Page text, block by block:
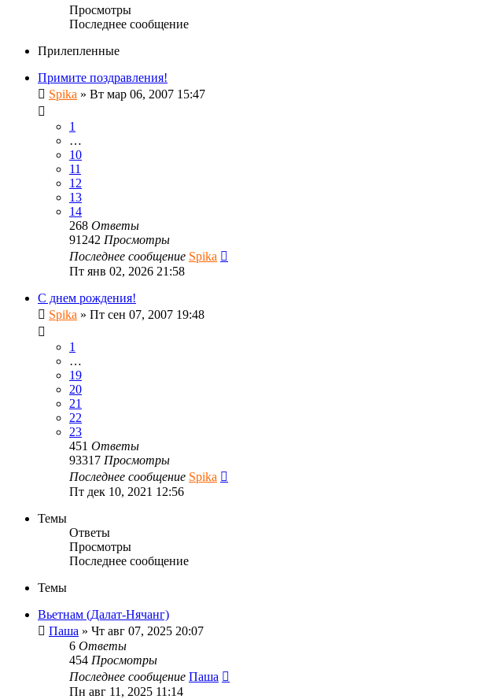
Просмотры
Последнее сообщение
Прилепленные
Примите поздравления!
Spika » Вт мар 06, 2007 15:47
1
…
10
11
12
13
14
268 Ответы
91242 Просмотры
Последнее сообщение Spika
Пт янв 02, 2026 21:58
С днем рождения!
Spika » Пт сен 07, 2007 19:48
1
…
19
20
21
22
23
451 Ответы
93317 Просмотры
Последнее сообщение Spika
Пт дек 10, 2021 12:56
Темы
Ответы
Просмотры
Последнее сообщение
Темы
Вьетнам (Далат-Нячанг)
Паша » Чт авг 07, 2025 20:07
6 Ответы
454 Просмотры
Последнее сообщение Паша
Пн авг 11, 2025 11:14